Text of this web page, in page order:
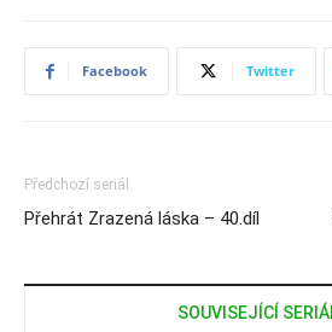
Facebook Twitter
Předchozí seriál
Přehrát Zrazená láska – 40.díl
SOUVISEJÍCÍ